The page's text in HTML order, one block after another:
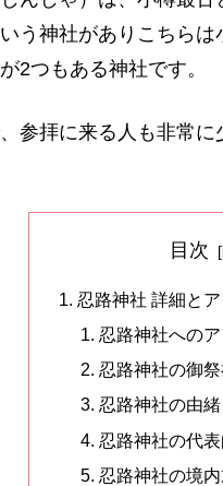
う神社がありこちら
2つもある神社です。
参拝に来る人も非常
目次
忍路神社 詳細と
忍路神社への
忍路神社の御
忍路神社の由
忍路神社の代
忍路神社の境